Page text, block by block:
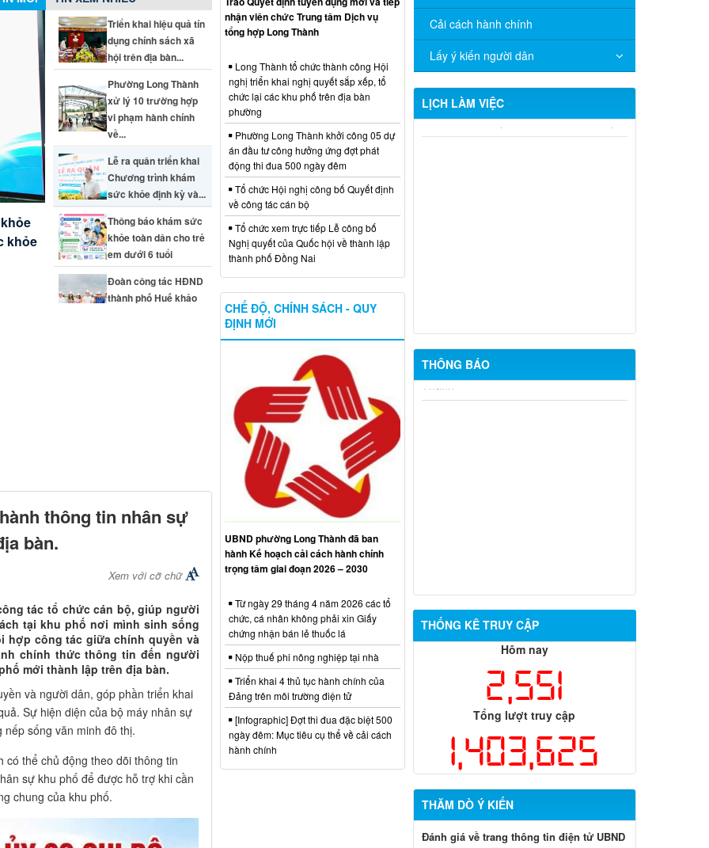
trên
khỏe
thực
Triển khai hiệu quả tín
dụng chính sách xã
hội trên địa bàn...
Phường Long Thành
xử lý 10 trường hợp
vi phạm hành chính
về...
Lễ ra quân triển khai
Chương trình khám
sức khỏe định kỳ và...
Thông báo khám sức
khỏe toàn dân cho trẻ
em dưới 6 tuổi
Đoàn công tác HĐND
thành phố Huế khảo
thông tin nhân sự
bàn.
Xem với cỡ chữ
tác tổ chức cán bộ, giúp người
tại khu phố nơi mình sinh sống
hợp công tác giữa chính quyền và
chính thức thông tin đến người
mới thành lập trên địa bàn.
và người dân, góp phần triển khai
Sự hiện diện của bộ máy nhân sự
sống văn minh đô thị.
thể chủ động theo dõi thông tin
sự khu phố để được hỗ trợ khi cần
chung của khu phố.
Cải cách hành chính
Lấy ý kiến người dân
LỊCH LÀM VIỆC
Lịch làm việc từ ngày 12/1/2026 đến
18/1/2026
THÔNG BÁO
Thông báo khám sức khỏe toàn dân
cho trẻ em dưới 6 tuổi
Thành
THỐNG KÊ TRUY CẬP
Hôm nay
2,551
Tổng lượt truy cập
1,403,625
THĂM DÒ Ý KIẾN
Đánh giá về trang thông tin điện tử UBND
nhận viên chức Trung tâm Dịch vụ
tổng hợp Long Thành
Long Thành tổ chức thành công Hội
nghị triển khai nghị quyết sắp xếp, tổ
chức lại các khu phố trên địa bàn
phường
Phường Long Thành khởi công 05 dự
án đầu tư công hưởng ứng đợt phát
động thi đua 500 ngày đêm
Tổ chức Hội nghị công bố Quyết định
về công tác cán bộ
Tổ chức xem trực tiếp Lễ công bố
Nghị quyết của Quốc hội về thành lập
thành phố Đồng Nai
CHẾ ĐỘ, CHÍNH SÁCH - QUY
ĐỊNH MỚI
UBND phường Long Thành đã ban
hành Kế hoạch cải cách hành chính
trọng tâm giai đoạn 2026 – 2030
Từ ngày 29 tháng 4 năm 2026 các tổ
chức, cá nhân không phải xin Giấy
chứng nhận bán lẻ thuốc lá
Nộp thuế phi nông nghiệp tại nhà
Triển khai 4 thủ tục hành chính của
Đảng trên môi trường điện tử
[Infographic] Đợt thi đua đặc biệt 500
ngày đêm: Mục tiêu cụ thể về cải cách
hành chính